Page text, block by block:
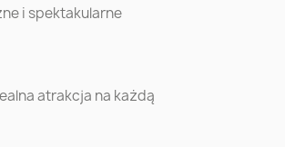
i spektakularne
atrakcja na każdą